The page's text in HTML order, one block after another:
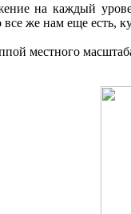
на каждый
же нам еще есть,
местного